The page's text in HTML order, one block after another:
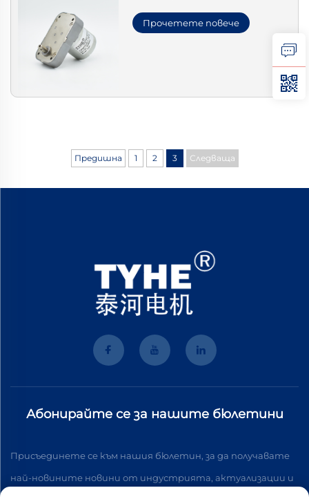
Прочетете повече
Предишна 1 2 3 Следваща
Абонирайте се за нашите бюлетини
Присъединете се към нашия бюлетин, за да получавате
най-новините новини от индустрията, актуализации и